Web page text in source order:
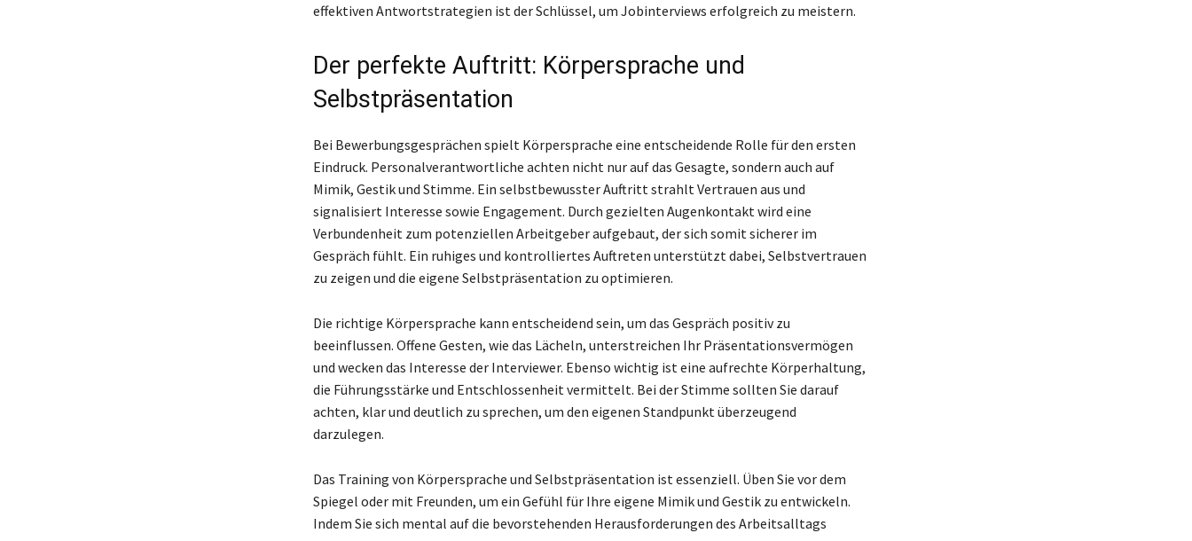
effektiven Antwortstrategien ist der Schlüssel, um Jobinterviews erfolgreich zu meistern.
Der perfekte Auftritt: Körpersprache und
Selbstpräsentation
Bei Bewerbungsgesprächen spielt Körpersprache eine entscheidende Rolle für den ersten
Eindruck. Personalverantwortliche achten nicht nur auf das Gesagte, sondern auch auf
Mimik, Gestik und Stimme. Ein selbstbewusster Auftritt strahlt Vertrauen aus und
signalisiert Interesse sowie Engagement. Durch gezielten Augenkontakt wird eine
Verbundenheit zum potenziellen Arbeitgeber aufgebaut, der sich somit sicherer im
Gespräch fühlt. Ein ruhiges und kontrolliertes Auftreten unterstützt dabei, Selbstvertrauen
zu zeigen und die eigene Selbstpräsentation zu optimieren.
Die richtige Körpersprache kann entscheidend sein, um das Gespräch positiv zu
beeinflussen. Offene Gesten, wie das Lächeln, unterstreichen Ihr Präsentationsvermögen
und wecken das Interesse der Interviewer. Ebenso wichtig ist eine aufrechte Körperhaltung,
die Führungsstärke und Entschlossenheit vermittelt. Bei der Stimme sollten Sie darauf
achten, klar und deutlich zu sprechen, um den eigenen Standpunkt überzeugend
darzulegen.
Das Training von Körpersprache und Selbstpräsentation ist essenziell. Üben Sie vor dem
Spiegel oder mit Freunden, um ein Gefühl für Ihre eigene Mimik und Gestik zu entwickeln.
Indem Sie sich mental auf die bevorstehenden Herausforderungen des Arbeitsalltags